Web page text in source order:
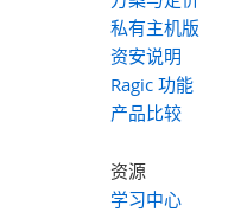
私有主机版
资安说明
Ragic 功能
产品比较
资源
学习中心